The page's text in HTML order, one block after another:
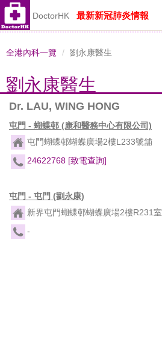
DoctorHK 最新新冠肺炎情報
全港內科一覽 劉永康醫生
劉永康醫生
Dr. LAU, WING HONG
屯門 - 蝴蝶邨 (康和醫務中心有限公司)
屯門蝴蝶邨蝴蝶廣場2樓L233號舖
24622768 [致電查詢]
屯門 - 屯門 (劉永康)
新界屯門蝴蝶邨蝴蝶廣場2樓R231室
-